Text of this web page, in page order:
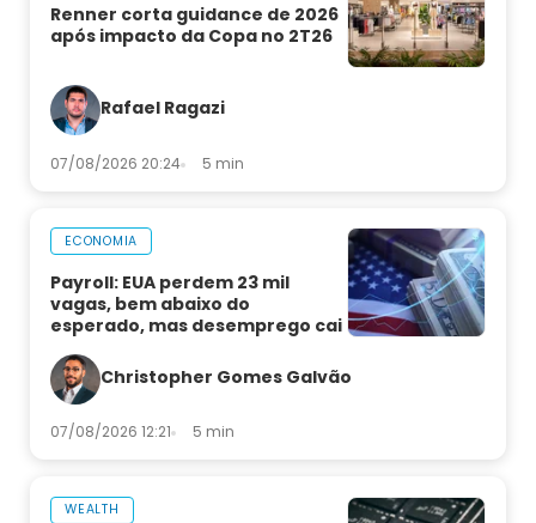
Renner corta guidance de 2026
após impacto da Copa no 2T26
Rafael Ragazi
07/08/2026 20:24 5 min
ECONOMIA
Payroll: EUA perdem 23 mil
vagas, bem abaixo do
esperado, mas desemprego cai
Christopher Gomes Galvão
07/08/2026 12:21 5 min
WEALTH